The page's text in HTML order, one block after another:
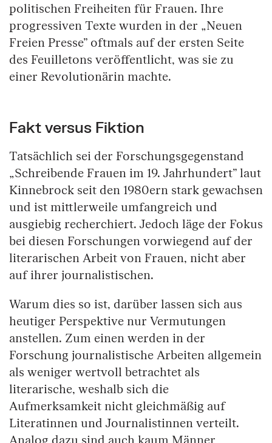
politischen Freiheiten für Frauen. Ihre
progressiven Texte wurden in der „Neuen
Freien Presse” oftmals auf der ersten Seite
des Feuilletons veröffentlicht, was sie zu
einer Revolutionärin machte.
Fakt versus Fiktion
Tatsächlich sei der Forschungsgegenstand
„Schreibende Frauen im 19. Jahrhundert” laut
Kinnebrock seit den 1980ern stark gewachsen
und ist mittlerweile umfangreich und
ausgiebig recherchiert. Jedoch läge der Fokus
bei diesen Forschungen vorwiegend auf der
literarischen Arbeit von Frauen, nicht aber
auf ihrer journalistischen.
Warum dies so ist, darüber lassen sich aus
heutiger Perspektive nur Vermutungen
anstellen. Zum einen werden in der
Forschung journalistische Arbeiten allgemein
als weniger wertvoll betrachtet als
literarische, weshalb sich die
Aufmerksamkeit nicht gleichmäßig auf
Literatinnen und Journalistinnen verteilt.